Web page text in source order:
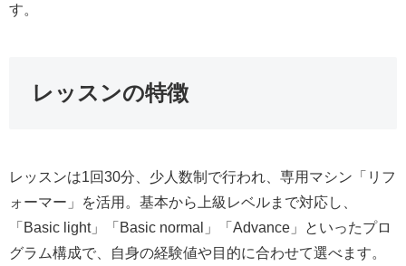
す。
レッスンの特徴
レッスンは1回30分、少人数制で行われ、専用マシン「リフ
ォーマー」を活用。基本から上級レベルまで対応し、
「Basic light」「Basic normal」「Advance」といったプロ
グラム構成で、自身の経験値や目的に合わせて選べます。